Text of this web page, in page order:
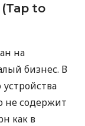
to
на
бизнес. В
не содержит
как в